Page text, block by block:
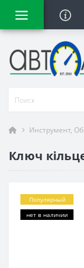
Инструмент,
Ключ
Популярный
нет в наличии